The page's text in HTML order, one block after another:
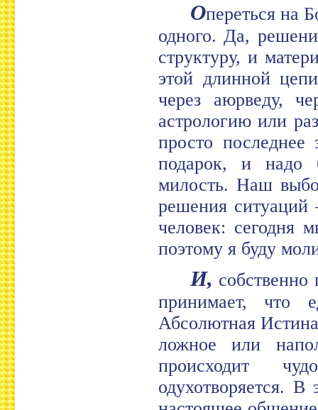
Опереться на
одного. Да,
структуру, и
этой длинной
через аюрведу,
астрологию или
просто
подарок, и надо
милость. Наш
решения ситуаций
человек: сегодня
поэтому я буду
И, собственно
принимает, что
Абсолютная
ложное или
происходит
одухотворяется. В